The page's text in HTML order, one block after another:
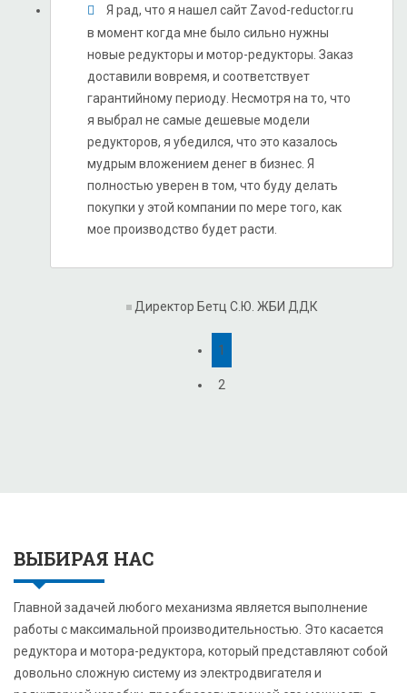
Я рад, что я нашел сайт Zavod-reductor.ru
в момент когда мне было сильно нужны
новые редукторы и мотор-редукторы. Заказ
доставили вовремя, и соответствует
гарантийному периоду. Несмотря на то, что
я выбрал не самые дешевые модели
редукторов, я убедился, что это казалось
мудрым вложением денег в бизнес. Я
полностью уверен в том, что буду делать
покупки у этой компании по мере того, как
мое производство будет расти.
Директор Бетц С.Ю. ЖБИ ДДК
1
2
ВЫБИРАЯ НАС
Главной задачей любого механизма является выполнение
работы с максимальной производительностью. Это касается
редуктора и мотора-редуктора, который представляют собой
довольно сложную систему из электродвигателя и